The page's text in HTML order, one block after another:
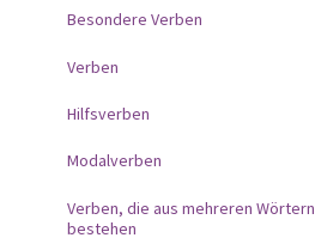
Besondere Verben
Verben
Hilfsverben
Modalverben
Verben, die aus mehreren Wörtern
bestehen